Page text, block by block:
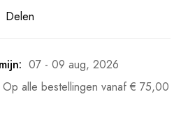
Delen
07 - 09 aug, 2026
Op alle bestellingen vanaf € 75,00